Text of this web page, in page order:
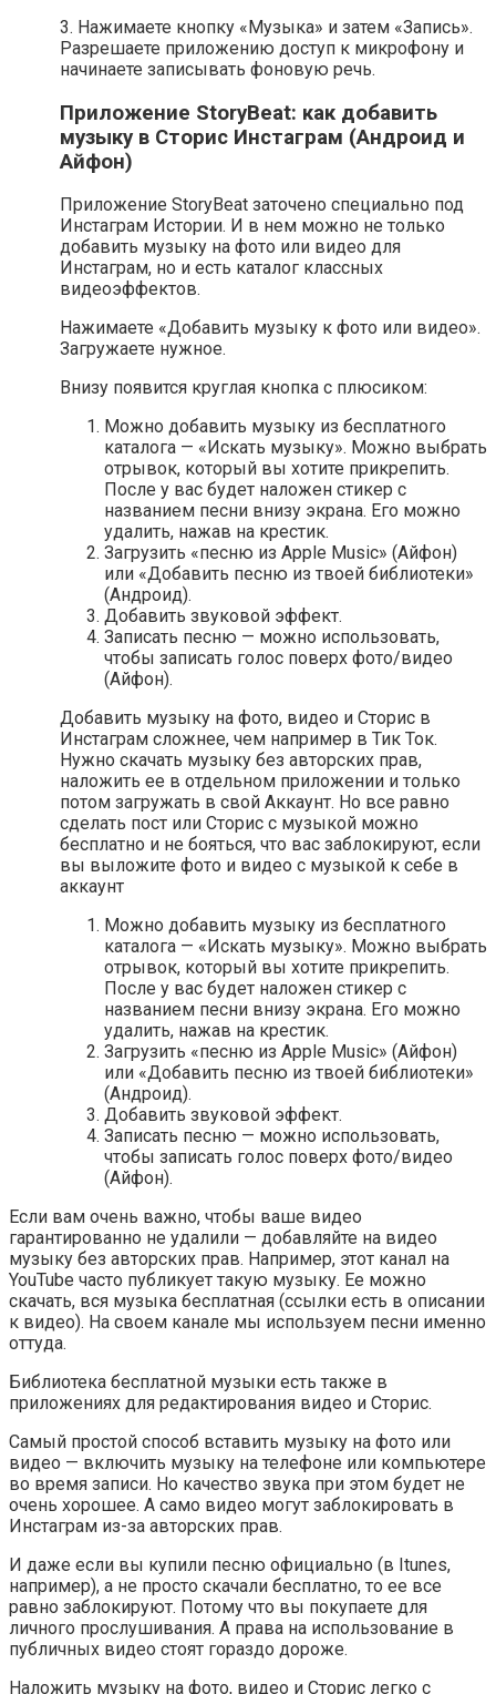
3. Нажимаете кнопку «Музыка» и затем «Запись».
Разрешаете приложению доступ к микрофону и
начинаете записывать фоновую речь.
Приложение StoryBeat: как добавить
музыку в Сторис Инстаграм (Андроид и
Айфон)
Приложение StoryBeat заточено специально под
Инстаграм Истории. И в нем можно не только
добавить музыку на фото или видео для
Инстаграм, но и есть каталог классных
видеоэффектов.
Нажимаете «Добавить музыку к фото или видео».
Загружаете нужное.
Внизу появится круглая кнопка с плюсиком:
Можно добавить музыку из бесплатного
каталога — «Искать музыку». Можно выбрать
отрывок, который вы хотите прикрепить.
После у вас будет наложен стикер с
названием песни внизу экрана. Его можно
удалить, нажав на крестик.
Загрузить «песню из Apple Music» (Айфон)
или «Добавить песню из твоей библиотеки»
(Андроид).
Добавить звуковой эффект.
Записать песню — можно использовать,
чтобы записать голос поверх фото/видео
(Айфон).
Добавить музыку на фото, видео и Сторис в
Инстаграм сложнее, чем например в Тик Ток.
Нужно скачать музыку без авторских прав,
наложить ее в отдельном приложении и только
потом загружать в свой Аккаунт. Но все равно
сделать пост или Сторис с музыкой можно
бесплатно и не бояться, что вас заблокируют, если
вы выложите фото и видео с музыкой к себе в
аккаунт
Можно добавить музыку из бесплатного
каталога — «Искать музыку». Можно выбрать
отрывок, который вы хотите прикрепить.
После у вас будет наложен стикер с
названием песни внизу экрана. Его можно
удалить, нажав на крестик.
Загрузить «песню из Apple Music» (Айфон)
или «Добавить песню из твоей библиотеки»
(Андроид).
Добавить звуковой эффект.
Записать песню — можно использовать,
чтобы записать голос поверх фото/видео
(Айфон).
Если вам очень важно, чтобы ваше видео
гарантированно не удалили — добавляйте на видео
музыку без авторских прав. Например, этот канал на
YouTube часто публикует такую музыку. Ее можно
скачать, вся музыка бесплатная (ссылки есть в описании
к видео). На своем канале мы используем песни именно
оттуда.
Библиотека бесплатной музыки есть также в
приложениях для редактирования видео и Сторис.
Самый простой способ вставить музыку на фото или
видео — включить музыку на телефоне или компьютере
во время записи. Но качество звука при этом будет не
очень хорошее. А само видео могут заблокировать в
Инстаграм из-за авторских прав.
И даже если вы купили песню официально (в Itunes,
например), а не просто скачали бесплатно, то ее все
равно заблокируют. Потому что вы покупаете для
личного прослушивания. А права на использование в
публичных видео стоят гораздо дороже.
Наложить музыку на фото, видео и Сторис легко с